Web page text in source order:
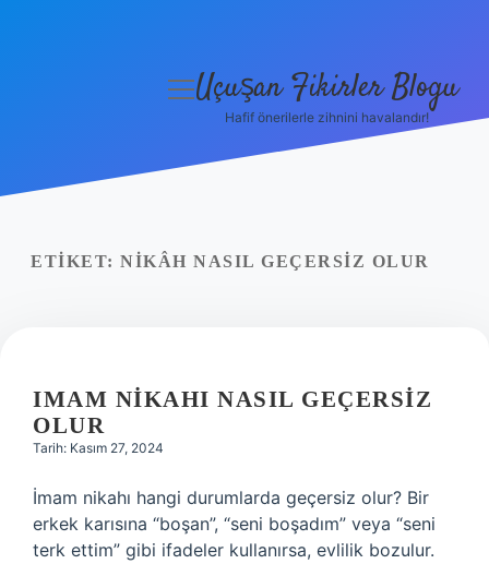
Yasal Uyarı
menüyü
Uçuşan Fikirler Blogu
Hafif önerilerle zihnini havalandır!
ETIKET: NIKÂH NASIL GEÇERSIZ OLUR
IMAM NIKAHI NASIL GEÇERSIZ
OLUR
Tarih: Kasım 27, 2024
İmam nikahı hangi durumlarda geçersiz olur? Bir
erkek karısına “boşan”, “seni boşadım” veya “seni
terk ettim” gibi ifadeler kullanırsa, evlilik bozulur.